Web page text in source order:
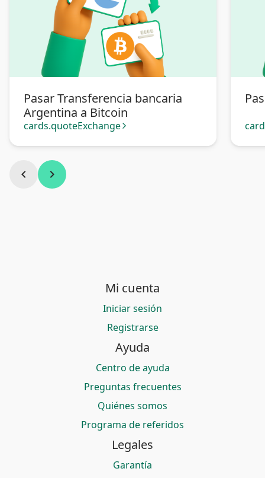
Pasar Transferencia bancaria
Argentina a Bitcoin
cards.quoteExchange arrow_forward_ios
chevron_left chevron_right
Mi cuenta
Iniciar sesión
Registrarse
Ayuda
Centro de ayuda
Preguntas frecuentes
Quiénes somos
Programa de referidos
Legales
Garantía